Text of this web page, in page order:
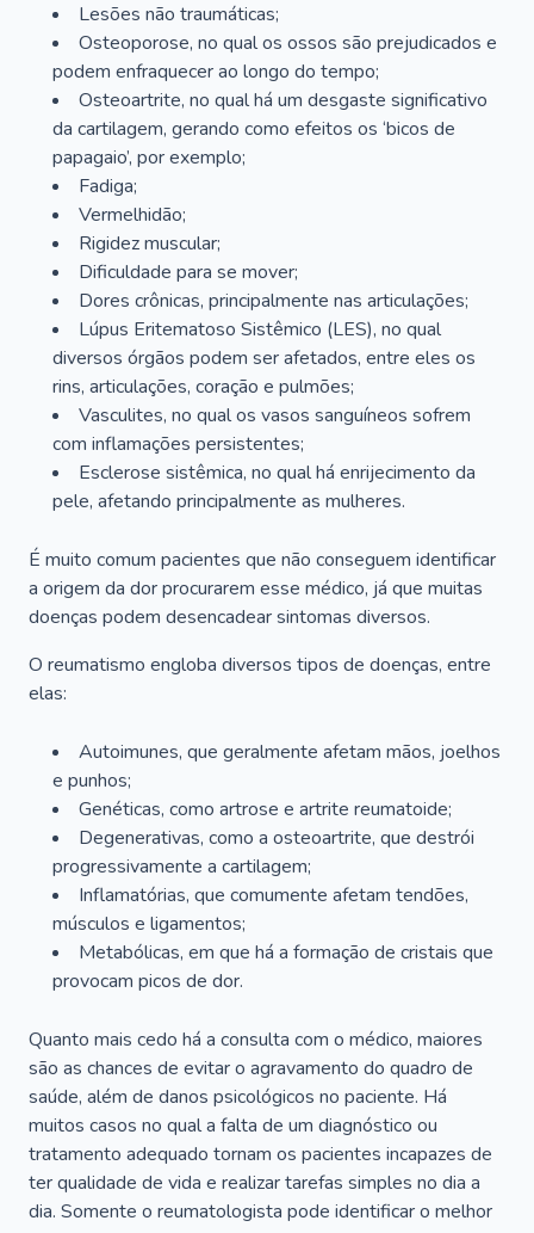
Lesões não traumáticas;
Osteoporose, no qual os ossos são prejudicados e
podem enfraquecer ao longo do tempo;
Osteoartrite, no qual há um desgaste significativo
da cartilagem, gerando como efeitos os ‘bicos de
papagaio’, por exemplo;
Fadiga;
Vermelhidão;
Rigidez muscular;
Dificuldade para se mover;
Dores crônicas, principalmente nas articulações;
Lúpus Eritematoso Sistêmico (LES), no qual
diversos órgãos podem ser afetados, entre eles os
rins, articulações, coração e pulmões;
Vasculites, no qual os vasos sanguíneos sofrem
com inflamações persistentes;
Esclerose sistêmica, no qual há enrijecimento da
pele, afetando principalmente as mulheres.
É muito comum pacientes que não conseguem identificar
a origem da dor procurarem esse médico, já que muitas
doenças podem desencadear sintomas diversos.
O reumatismo engloba diversos tipos de doenças, entre
elas:
Autoimunes, que geralmente afetam mãos, joelhos
e punhos;
Genéticas, como artrose e artrite reumatoide;
Degenerativas, como a osteoartrite, que destrói
progressivamente a cartilagem;
Inflamatórias, que comumente afetam tendões,
músculos e ligamentos;
Metabólicas, em que há a formação de cristais que
provocam picos de dor.
Quanto mais cedo há a consulta com o médico, maiores
são as chances de evitar o agravamento do quadro de
saúde, além de danos psicológicos no paciente. Há
muitos casos no qual a falta de um diagnóstico ou
tratamento adequado tornam os pacientes incapazes de
ter qualidade de vida e realizar tarefas simples no dia a
dia. Somente o reumatologista pode identificar o melhor